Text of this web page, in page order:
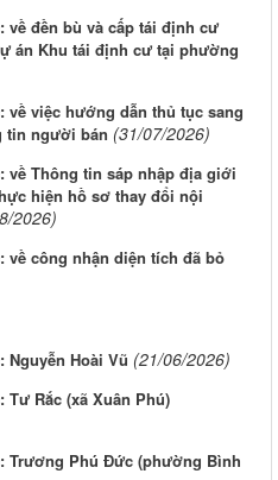
về đền bù và cấp tái định cư
án Khu tái định cư tại phường
về việc hướng dẫn thủ tục sang
tin người bán (31/07/2026)
về Thông tin sáp nhập địa giới
hiện hồ sơ thay đổi nội
2026)
về công nhận diện tích đã bỏ
Nguyễn Hoài Vũ (21/06/2026)
Rắc (xã Xuân Phú)
Trương Phú Đức (phường Bình